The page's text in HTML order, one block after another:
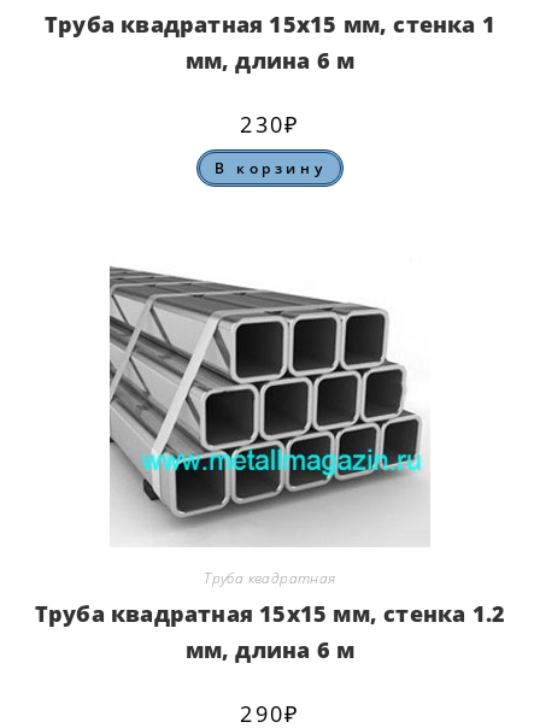
Труба квадратная 15х15 мм, стенка 1
мм, длина 6 м
230₽
В корзину
Труба квадратная
Труба квадратная 15х15 мм, стенка 1.2
мм, длина 6 м
290₽